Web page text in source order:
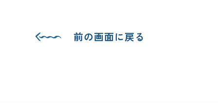
前の画面に戻る